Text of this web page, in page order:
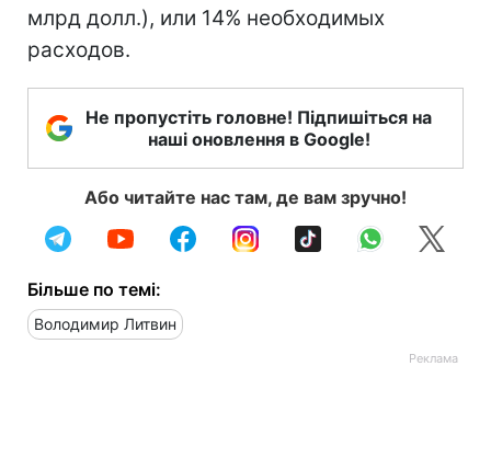
млрд долл.), или 14% необходимых
расходов.
Не пропустіть головне! Підпишіться на
наші оновлення в Google!
Або читайте нас там, де вам зручно!
Більше по темі:
Володимир Литвин